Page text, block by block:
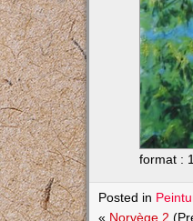
format :
Posted in
« Norvège 2